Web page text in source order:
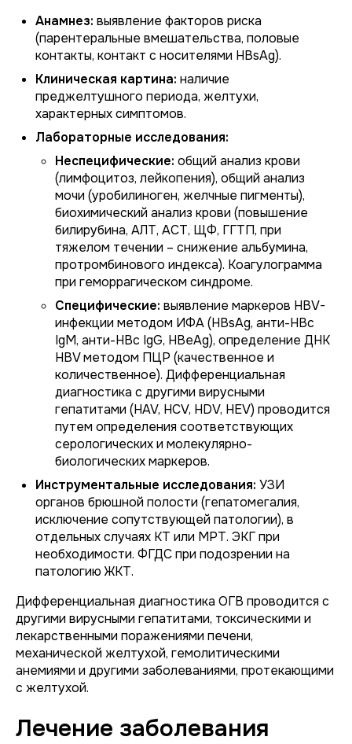
Анамнез: выявление факторов риска
(парентеральные вмешательства, половые
контакты, контакт с носителями HBsAg).
Клиническая картина: наличие
преджелтушного периода, желтухи,
характерных симптомов.
Лабораторные исследования:
Неспецифические: общий анализ крови
(лимфоцитоз, лейкопения), общий анализ
мочи (уробилиноген, желчные пигменты),
биохимический анализ крови (повышение
билирубина, АЛТ, АСТ, ЩФ, ГГТП, при
тяжелом течении – снижение альбумина,
протромбинового индекса). Коагулограмма
при геморрагическом синдроме.
Специфические: выявление маркеров HBV-
инфекции методом ИФА (HBsAg, анти-HBc
IgM, анти-HBc IgG, HBeAg), определение ДНК
HBV методом ПЦР (качественное и
количественное). Дифференциальная
диагностика с другими вирусными
гепатитами (HAV, HCV, HDV, HEV) проводится
путем определения соответствующих
серологических и молекулярно-
биологических маркеров.
Инструментальные исследования: УЗИ
органов брюшной полости (гепатомегалия,
исключение сопутствующей патологии), в
отдельных случаях КТ или МРТ. ЭКГ при
необходимости. ФГДС при подозрении на
патологию ЖКТ.
Дифференциальная диагностика ОГВ проводится с
другими вирусными гепатитами, токсическими и
лекарственными поражениями печени,
механической желтухой, гемолитическими
анемиями и другими заболеваниями, протекающими
с желтухой.
Лечение заболевания